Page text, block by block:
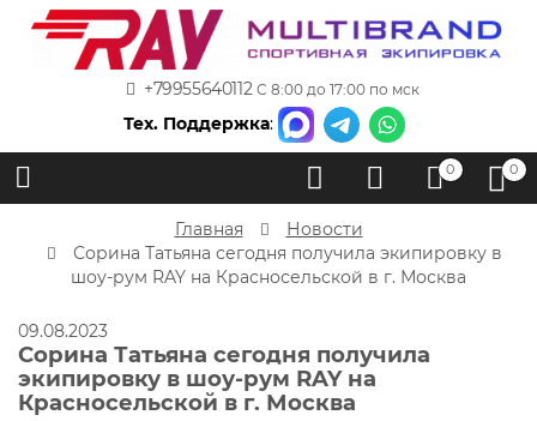
+79955640112 С 8:00 до 17:00 по мск
Тех. Поддержка:
0 0
Главная
Новости
Сорина Татьяна сегодня получила экипировку в
шоу-рум RAY на Красносельской в г. Москва
09.08.2023
Сорина Татьяна сегодня получила
экипировку в шоу-рум RAY на
Красносельской в г. Москва